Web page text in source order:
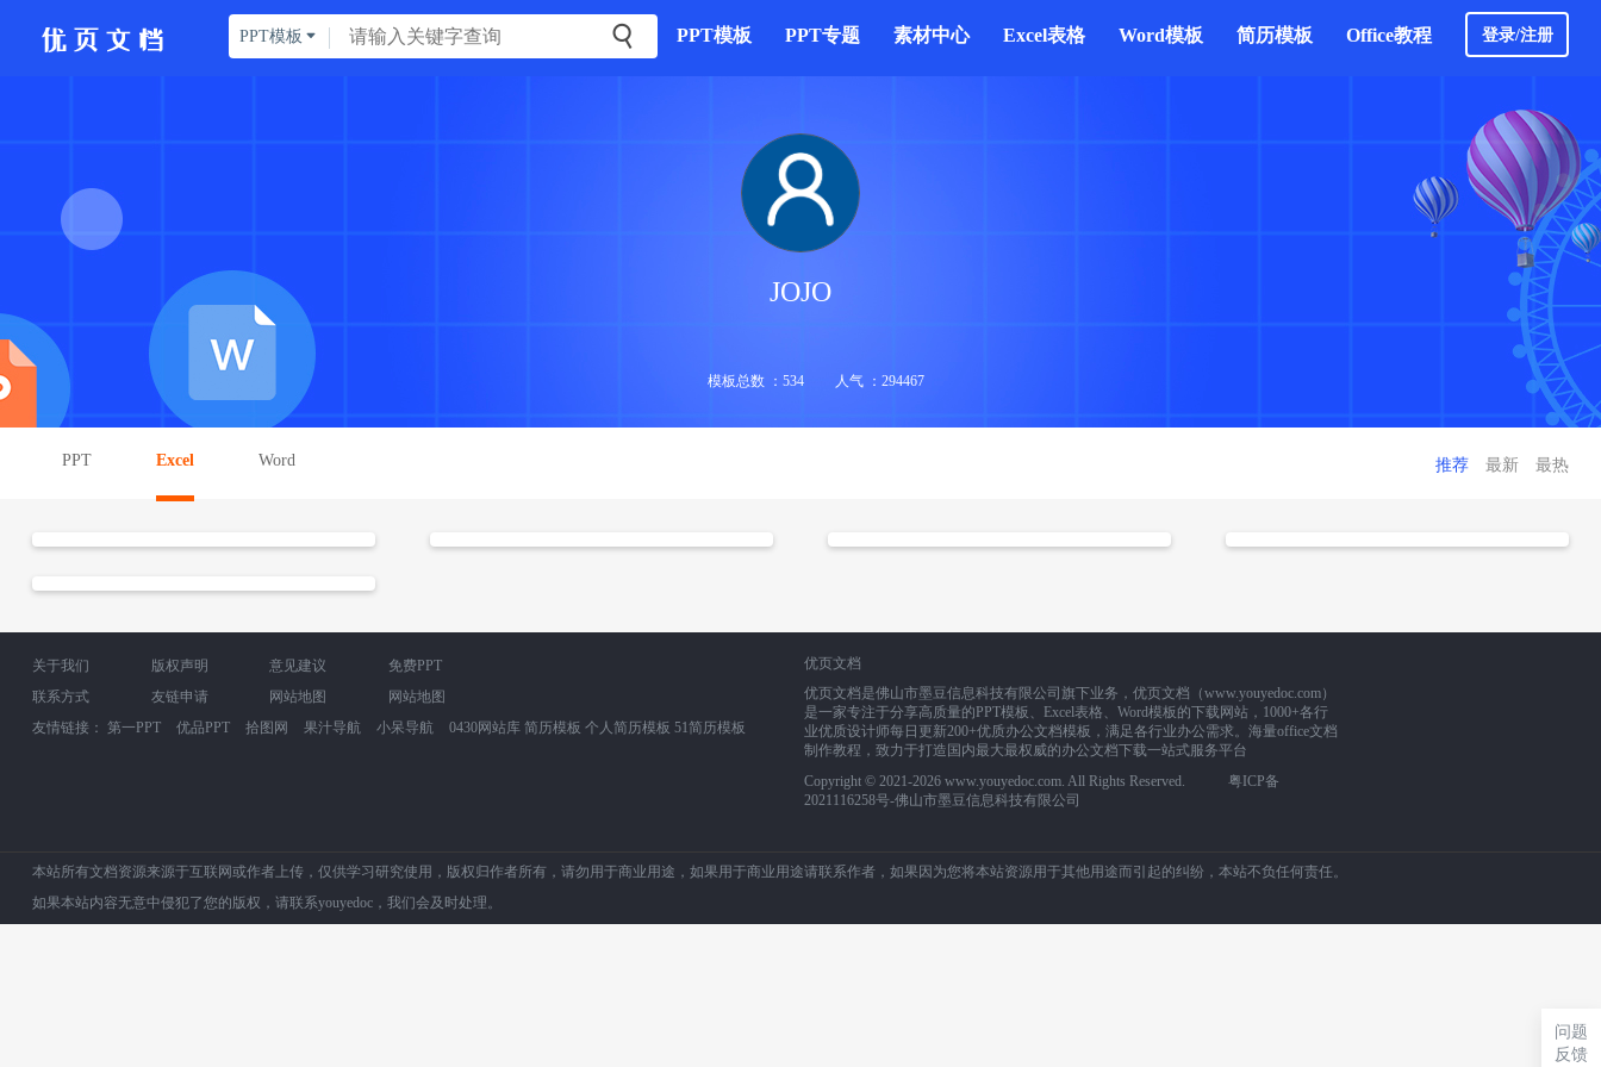
PPT模板   PPT模板 PPT专题 素材中心 Excel表格 Word模板 简历模板 Office教程 登录/注册
JOJO
模板总数 ：534 人气 ：294467
PPT Excel Word 推荐 最新 最热
关于我们
联系方式
版权声明
友链申请
意见建议
网站地图
免费PPT
网站地图
友情链接： 第一PPT 优品PPT 拾图网 果汁导航 小呆导航 0430网站库 简历模板 个人简历模板 51简历模板
优页文档
优页文档是佛山市墨豆信息科技有限公司旗下业务，优页文档（www.youyedoc.com）
是一家专注于分享高质量的PPT模板、Excel表格、Word模板的下载网站，1000+各行
业优质设计师每日更新200+优质办公文档模板，满足各行业办公需求。海量office文档
制作教程，致力于打造国内最大最权威的办公文档下载一站式服务平台
Copyright © 2021-2026 www.youyedoc.com. All Rights Reserved. 粤ICP备
2021116258号-佛山市墨豆信息科技有限公司
本站所有文档资源来源于互联网或作者上传，仅供学习研究使用，版权归作者所有，请勿用于商业用途，如果用于商业用途请联系作者，如果因为您将本站资源用于其他用途而引起的纠纷，本站不负任何责任。
如果本站内容无意中侵犯了您的版权，请联系youyedoc，我们会及时处理。
问题
反馈